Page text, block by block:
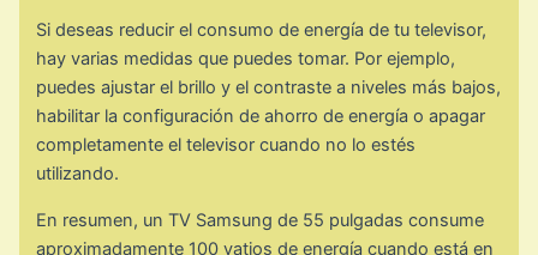
Si deseas reducir el consumo de energía de tu televisor,
hay varias medidas que puedes tomar. Por ejemplo,
puedes ajustar el brillo y el contraste a niveles más bajos,
habilitar la configuración de ahorro de energía o apagar
completamente el televisor cuando no lo estés
utilizando.
En resumen, un TV Samsung de 55 pulgadas consume
aproximadamente 100 vatios de energía cuando está en